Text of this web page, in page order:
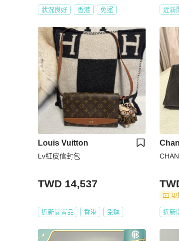
狀況良好 香港 免運 近新
Louis Vuitton
Lv紅皮信封包
TWD 14,537
近新閒置品 香港 免運
現
近新